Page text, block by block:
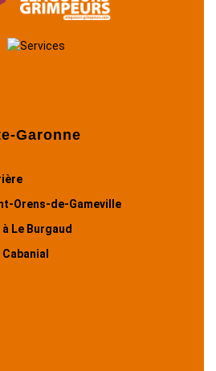
Garonne
Orens-de-Gameville
Le Burgaud